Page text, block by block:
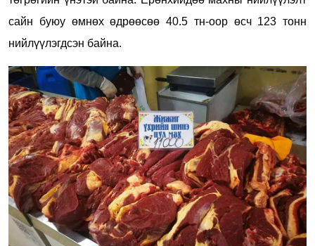
сайн буюу өмнөх өдрөөсөө 40.5 тн-оор өсч 123 тонн
нийлүүлэгдсэн байна.